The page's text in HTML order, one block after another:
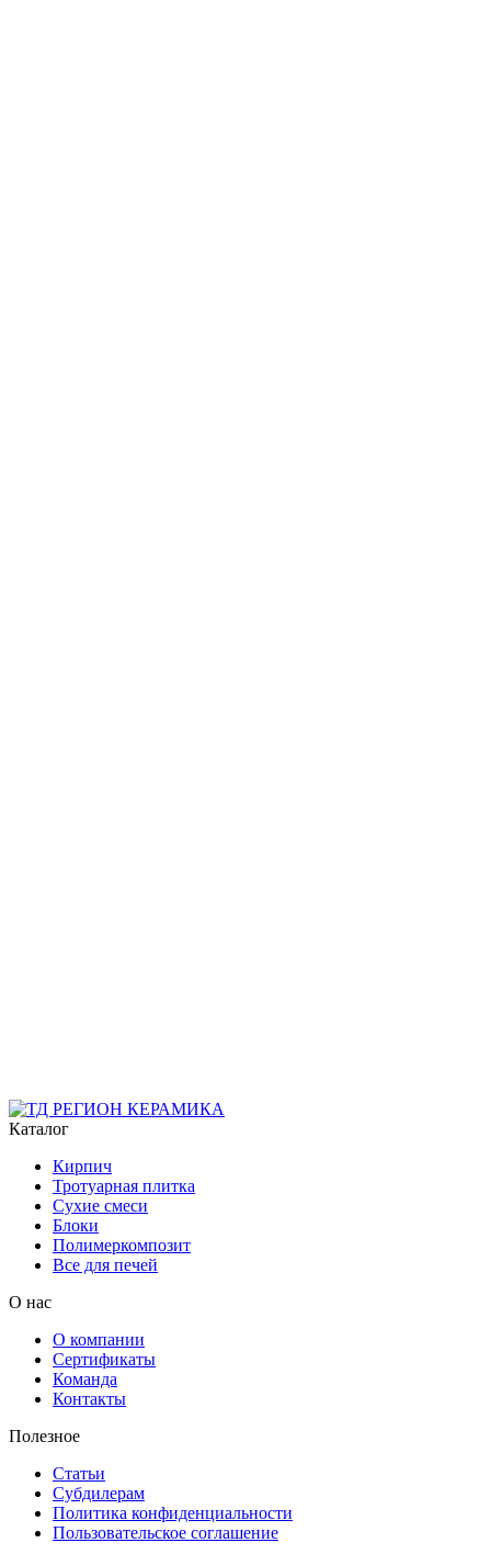
Каталог
Кирпич
Тротуарная плитка
Сухие смеси
Блоки
Полимеркомпозит
Все для печей
О нас
О компании
Сертификаты
Команда
Контакты
Полезное
Статьи
Субдилерам
Политика конфиденциальности
Пользовательское соглашение